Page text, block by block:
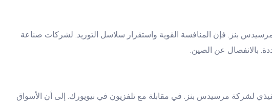
بنز. فإن المنافسة القوية واستقرار سلاسل التوريد. لشركات صناعة
بالانفصال عن الصين.
لشركة مرسيدس بنز. في مقابلة مع تلفزيون في نيويورك. إلى أن الأسواق